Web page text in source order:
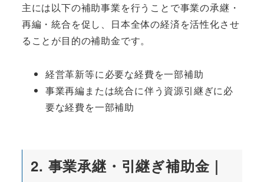
主には以下の補助事業を行うことで事業の承継・
再編・統合を促し、日本全体の経済を活性化させ
ることが目的の補助金です。
経営革新等に必要な経費を一部補助
事業再編または統合に伴う資源引継ぎに必
要な経費を一部補助
2. 事業承継・引継ぎ補助金｜